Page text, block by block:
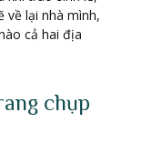
về lại nhà mình,
cả hai địa
chụp